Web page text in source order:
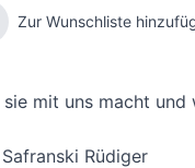
Zur Wunschliste
sie mit uns macht
Safranski Rüdiger